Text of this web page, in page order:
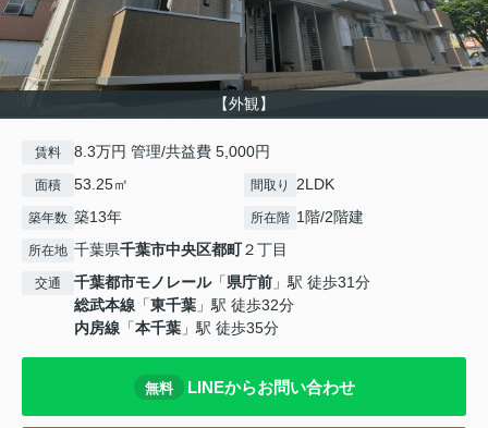
【外観】
賃料 8.3万円 管理/共益費 5,000円
面積 53.25㎡ 間取り 2LDK
築年数 築13年 所在階 1階/2階建
所在地 千葉県千葉市中央区都町２丁目
交通 千葉都市モノレール「県庁前 」駅 徒歩31分
総武本線 「東千葉 」駅 徒歩32分
内房線 「本千葉 」駅 徒歩35分
無料 LINEからお問い合わせ